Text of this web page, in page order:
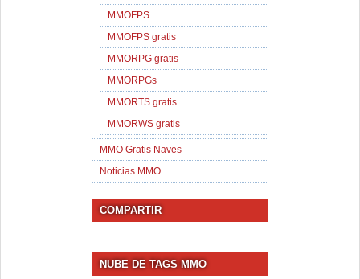
MMOFPS
MMOFPS gratis
MMORPG gratis
MMORPGs
MMORTS gratis
MMORWS gratis
MMO Gratis Naves
Noticias MMO
COMPARTIR
NUBE DE TAGS MMO